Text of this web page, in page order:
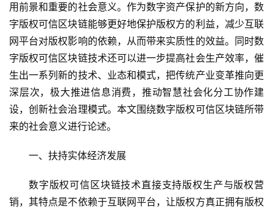
用前景和重要的社会意义。作为数字资产保护的新方向，数
字版权可信区块链能够更好地保护版权方的利益，减少互联
网平台对版权影响的依赖，从而带来实质性的效益。同时数
字版权可信区块链技术还可以进一步提高社会生产效率，催
生出一系列新的技术、业态和模式，把传统产业变革推向更
深层次，极大推进信息消费，推动智慧社会化分工协作建
设，创新社会治理模式。本文围绕数字版权可信区块链所带
来的社会意义进行论述。
一、扶持实体经济发展
数字版权可信区块链技术直接支持版权生产与版权营
销，其特点是不依赖于互联网平台，让版权方真正拥有版权